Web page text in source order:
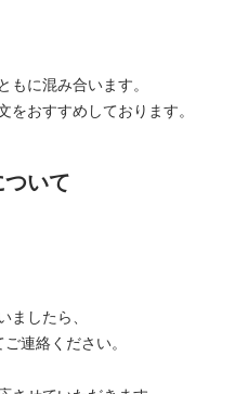
もに混み合います。
をおすすめしております。
いて
ましたら、
連絡ください。